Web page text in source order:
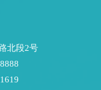
北段2号